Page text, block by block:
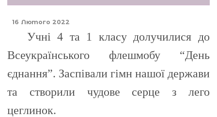
16 Лютого 2022
Учні 4 та 1 класу долучилися до
Всеукраїнського флешмобу “День
єднання”. Заспівали гімн нашої держави
та створили чудове серце з лего
цеглинок.